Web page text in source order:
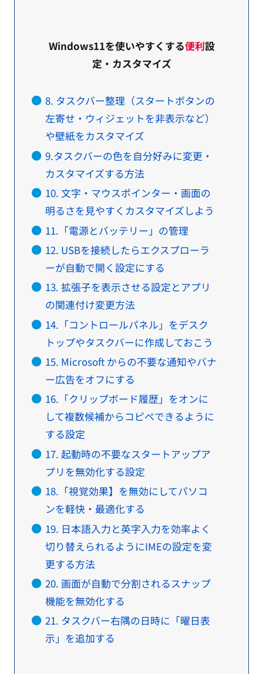
Windows11を使いやすくする便利設
定・カスタマイズ
8. タスクバー整理（スタートボタンの
左寄せ・ウィジェットを非表示など）
や壁紙をカスタマイズ
9.タスクバーの色を自分好みに変更・
カスタマイズする方法
10. 文字・マウスポインター・画面の
明るさを見やすくカスタマイズしよう
11.「電源とバッテリー」の管理
12. USBを接続したらエクスプローラ
ーが自動で開く設定にする
13. 拡張子を表示させる設定とアプリ
の関連付け変更方法
14.「コントロールパネル」をデスク
トップやタスクバーに作成しておこう
15. Microsoft からの不要な通知やバナ
ー広告をオフにする
16.「クリップボード履歴」をオンに
して複数候補からコピペできるように
する設定
17. 起動時の不要なスタートアップア
プリを無効化する設定
18.「視覚効果】を無効にしてパソコ
ンを軽快・最適化する
19. 日本語入力と英字入力を効率よく
切り替えられるようにIMEの設定を変
更する方法
20. 画面が自動で分割されるスナップ
機能を無効化する
21. タスクバー右隅の日時に「曜日表
示」を追加する